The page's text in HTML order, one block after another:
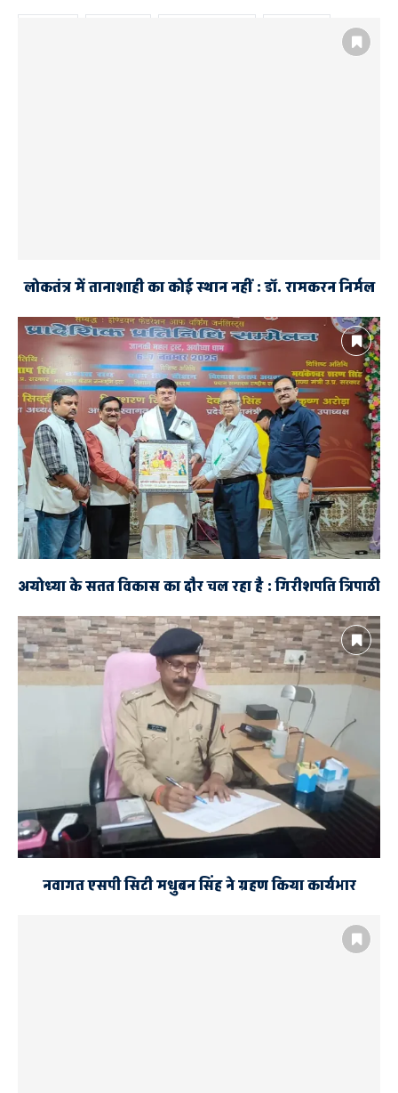
लोकतंत्र में तानाशाही का कोई स्थान नहीं : डॉ. रामकरन निर्मल
अयोध्या के सतत विकास का दौर चल रहा है : गिरीशपति त्रिपाठी
नवागत एसपी सिटी मधुबन सिंह ने ग्रहण किया कार्यभार